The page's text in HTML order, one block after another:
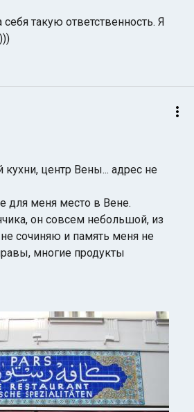
такую ответственность. Я
кухни, центр Вены... адрес не
для меня место в Вене.
он совсем небольшой, из
сочиняю и память меня не
многие продукты